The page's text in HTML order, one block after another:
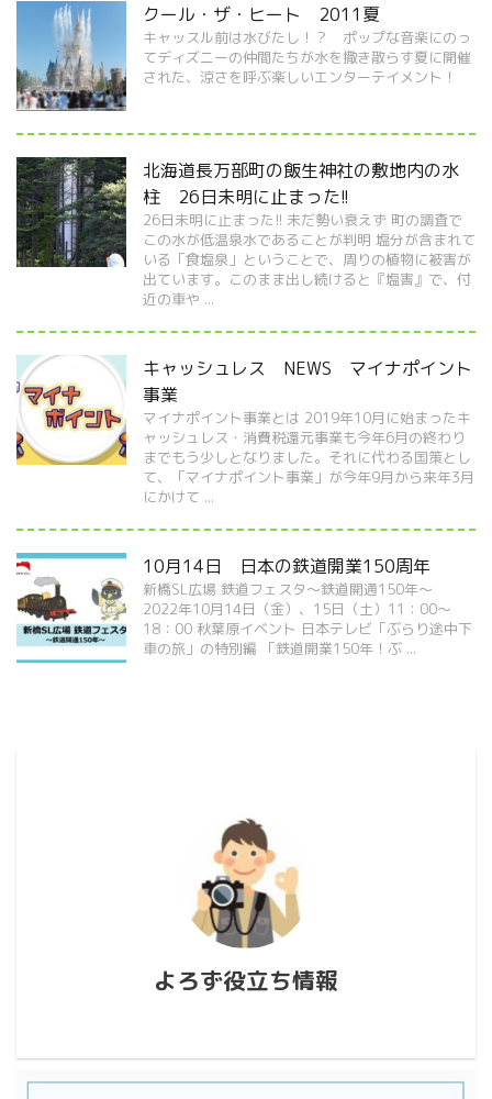
クール・ザ・ヒート 2011夏
キャッスル前は水びたし！？ ポップな音楽にのっ
てディズニーの仲間たちが水を撒き散らす夏に開催
された、涼さを呼ぶ楽しいエンターテイメント！
北海道長万部町の飯生神社の敷地内の水
柱 26日未明に止まった!!
26日未明に止まった!! 未だ勢い衰えず 町の調査で
この水が低温泉水であることが判明 塩分が含まれて
いる「食塩泉」ということで、周りの植物に被害が
出ています。このまま出し続けると『塩害』で、付
近の車や ...
キャッシュレス NEWS マイナポイント
事業
マイナポイント事業とは 2019年10月に始まったキ
ャッシュレス・消費税還元事業も今年6月の終わり
までもう少しとなりました。それに代わる国策とし
て、「マイナポイント事業」が今年9月から来年3月
にかけて ...
10月14日 日本の鉄道開業150周年
新橋SL広場 鉄道フェスタ～鉄道開通150年～
2022年10月14日（金）、15日（土）11：00～
18：00 秋葉原イベント 日本テレビ「ぶらり途中下
車の旅」の特別編 「鉄道開業150年！ぶ ...
よろず役立ち情報